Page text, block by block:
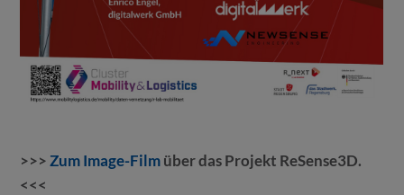
>>>Zum Image-Filmüber das Projekt ReSense3D.
<<<